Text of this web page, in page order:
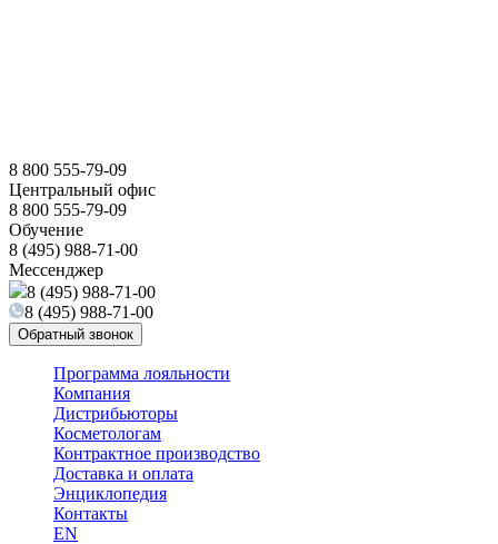
8 800 555-79-09
Центральный офис
8 800 555-79-09
Обучение
8 (495) 988-71-00
Мессенджер
8 (495) 988-71-00
8 (495) 988-71-00
Обратный звонок
Программа лояльности
Компания
Дистрибьюторы
Косметологам
Контрактное производство
Доставка и оплата
Энциклопедия
Контакты
EN